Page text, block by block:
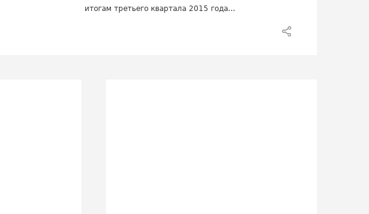
итогам третьего квартала 2015 года...